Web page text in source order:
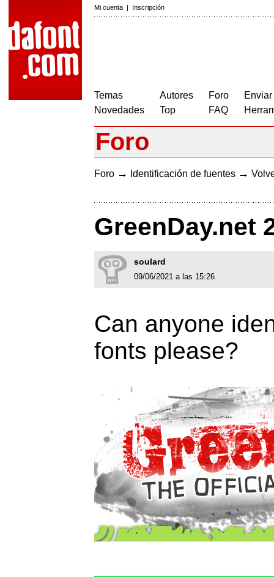
Mi cuenta | Inscripción
Temas
Novedades
Autores
Top
Foro
FAQ
Foro
Foro → Identificación de fuentes →
GreenDay.net
soulard
09/06/2021 a las 15:26
Can anyone
fonts please?